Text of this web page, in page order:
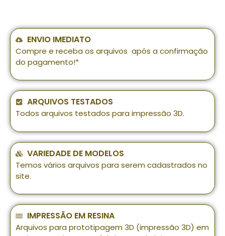
ENVIO IMEDIATO
Compre e receba os arquivos após a confirmação
do pagamento!*
ARQUIVOS TESTADOS
Todos arquivos testados para impressão 3D.
VARIEDADE DE MODELOS
Temos vários arquivos para serem cadastrados no
site.
IMPRESSÃO EM RESINA
Arquivos para prototipagem 3D (impressão 3D) em